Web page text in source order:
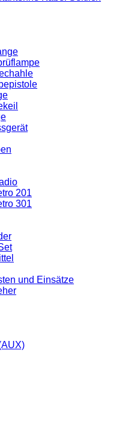
201
301
und Einsätze